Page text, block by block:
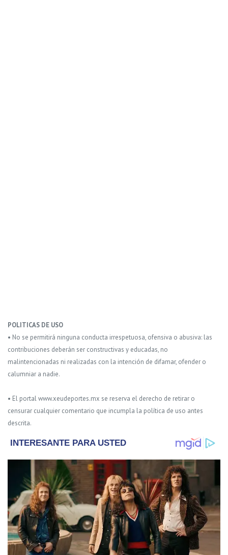
POLITICAS DE USO
• No se permitirá ninguna conducta irrespetuosa, ofensiva o abusiva: las
contribuciones deberán ser constructivas y educadas, no
malintencionadas ni realizadas con la intención de difamar, ofender o
calumniar a nadie.
• El portal www.xeudeportes.mx se reserva el derecho de retirar o
censurar cualquier comentario que incumpla la política de uso antes
descrita.